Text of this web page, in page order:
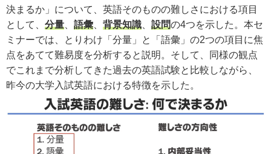
決まるか」について、英語そのものの難しさにおける項目
として、 分量 語彙 背景知識 設問の4つを示した。本セ
ミナーでは、とりわけ「分量」と「語彙」の2つの項目に焦
点をあてて難易度を分析すると説明。そして、同様の観点
でこれまで分析してきた過去の英語試験と比較しながら、
昨今の大学入試英語における特徴を示した。